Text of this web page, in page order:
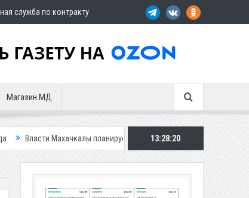
служба по контракту
Магазин МД
планирует внедрить новую систему для улучшения ситуации с
13:28:22